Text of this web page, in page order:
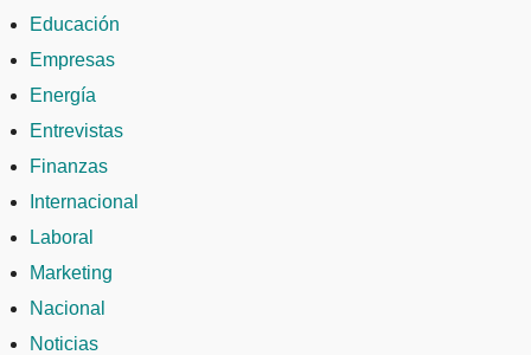
Educación
Empresas
Energía
Entrevistas
Finanzas
Internacional
Laboral
Marketing
Nacional
Noticias